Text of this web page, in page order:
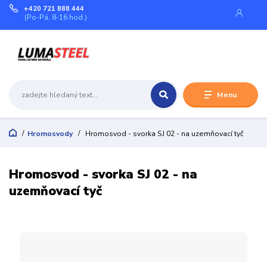
Menu
+420 721 888 444
(Po-Pá, 8-16 hod.)
Hromosvody Hromosvod - svorka SJ 02 - na uzemňovací tyč
Hromosvod - svorka SJ 02 - na
uzemňovací tyč